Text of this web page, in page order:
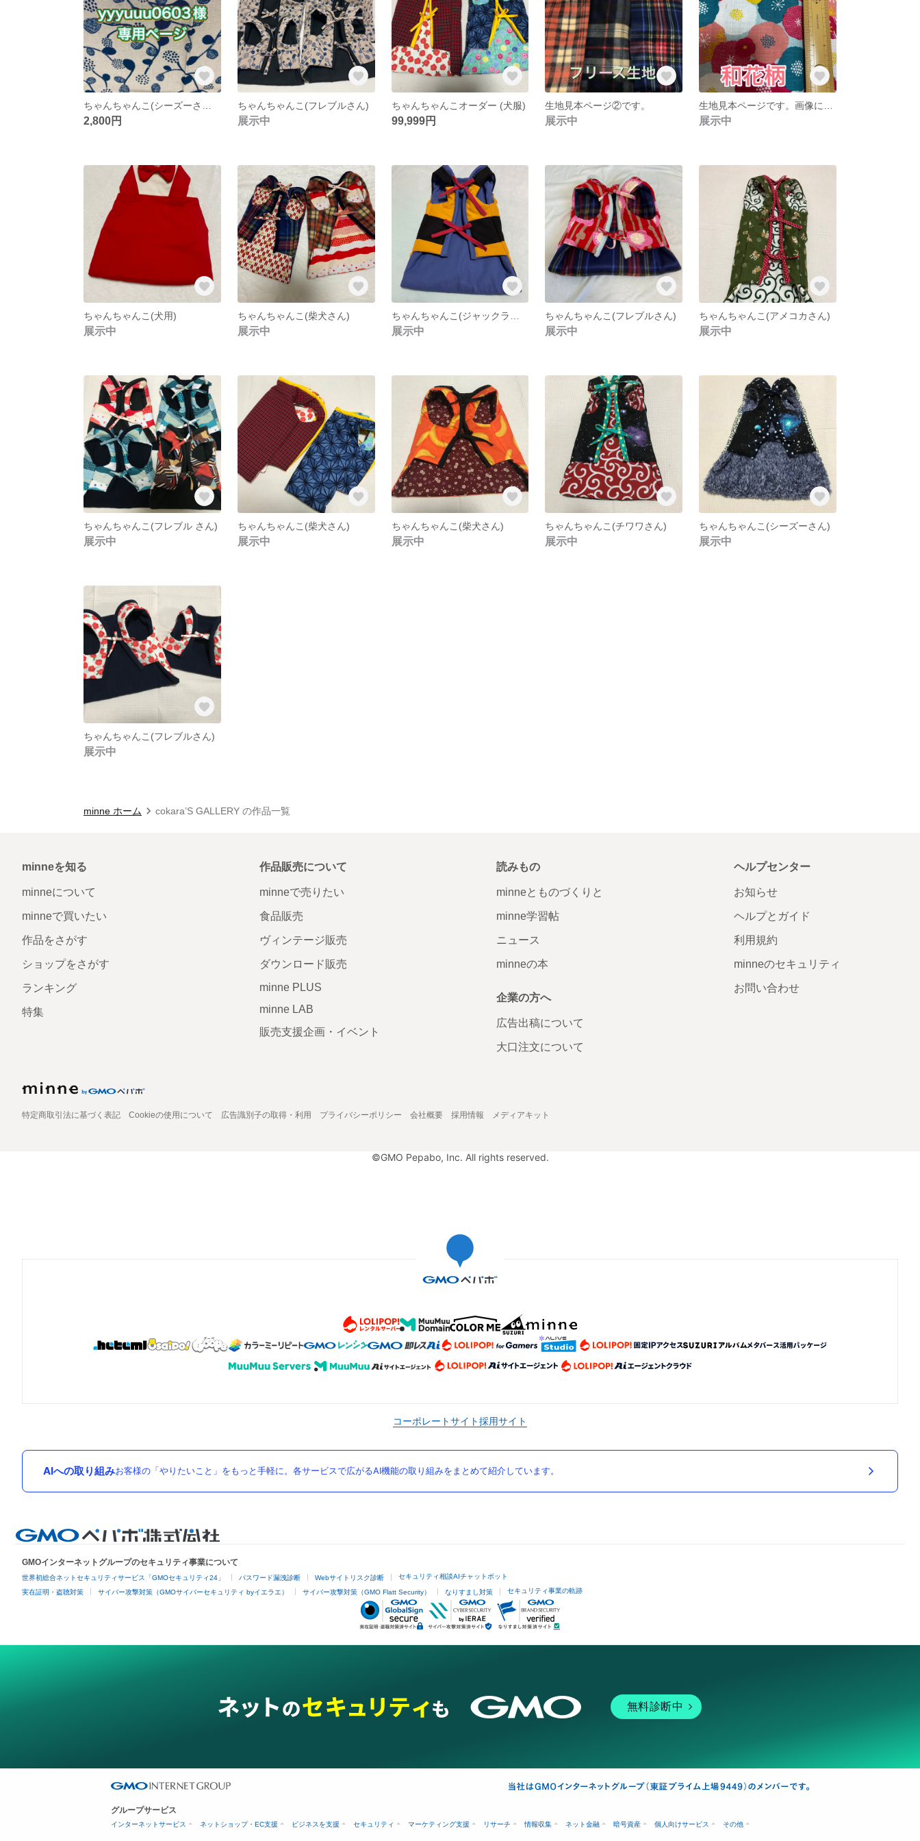
2,800円
ちゃんちゃんこ(フレブルさん)
展示中
ちゃんちゃんこオーダー (犬服)
99,999円
生地見本ページ②です。
展示中 展示中
ちゃんちゃんこ(犬用)
展示中
ちゃんちゃんこ(柴犬さん)
展示中 展示中
ちゃんちゃんこ(フレブルさん)
展示中
ちゃんちゃんこ(アメコカさん)
展示中
ちゃんちゃんこ(フレブル さん)
展示中
ちゃんちゃんこ(柴犬さん)
展示中
ちゃんちゃんこ(柴犬さん)
展示中
ちゃんちゃんこ(チワワさん)
展示中
ちゃんちゃんこ(シーズーさん)
展示中
ちゃんちゃんこ(フレブルさん)
展示中
minne ホーム cokara’S GALLERY の作品一覧
minneを知る
minneについて
minneで買いたい
作品をさがす
ショップをさがす
ランキング
特集
作品販売について
minneで売りたい
食品販売
ヴィンテージ販売
ダウンロード販売
minne PLUS
minne LAB
販売支援企画・イベント
読みもの
minneとものづくりと
minne学習帖
ニュース
minneの本
企業の方へ
広告出稿について
大口注文について
ヘルプセンター
お知らせ
ヘルプとガイド
利用規約
minneのセキュリティ
お問い合わせ
特定商取引法に基づく表記 Cookieの使用について 広告識別子の取得・利用 プライバシーポリシー 会社概要 採用情報 メディアキット
©GMO Pepabo, Inc. All rights reserved.
コーポレートサイト採用サイト
AIへの取り組みお客様の「やりたいこと」をもっと手軽に。各サービスで広がるAI機能の取り組みをまとめて紹介しています。
GMOインターネットグループのセキュリティ事業について
世界初総合ネットセキュリティサービス「GMOセキュリティ24」 パスワード漏洩診断 Webサイトリスク診断 セキュリティ相談AIチャットボット
実在証明・盗聴対策 サイバー攻撃対策（GMOサイバーセキュリティ byイエラエ） サイバー攻撃対策（GMO Flatt Security） なりすまし対策 セキュリティ事業の軌跡
無料診断中
グループサービス
インターネットサービス ネットショップ・EC支援 ビジネスを支援 セキュリティ マーケティング支援 リサーチ 情報収集 ネット金融 暗号資産 個人向けサービス その他